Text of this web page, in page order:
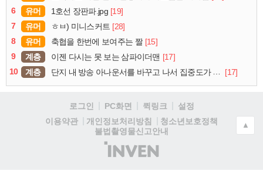
6
유머 1호선 장판파.jpg [19]
7
유머 ㅎㅂ) 미니스커트 [28]
8
유머 축협을 한번에 보여주는 짤 [15]
9
계층 이젠 다시는 못 보는 삼파이더맨 [17]
10
계층 단지 내 방송 아나운서를 바꾸고 나서 집중도가 확 올라갔다는 한 아파트의 안내방송 [17]
로그인 PC화면 퀵링크
설정
이용약관
개인정보처리방침
청소년보호정책
불법촬영물신고안내
(주)
인
▲